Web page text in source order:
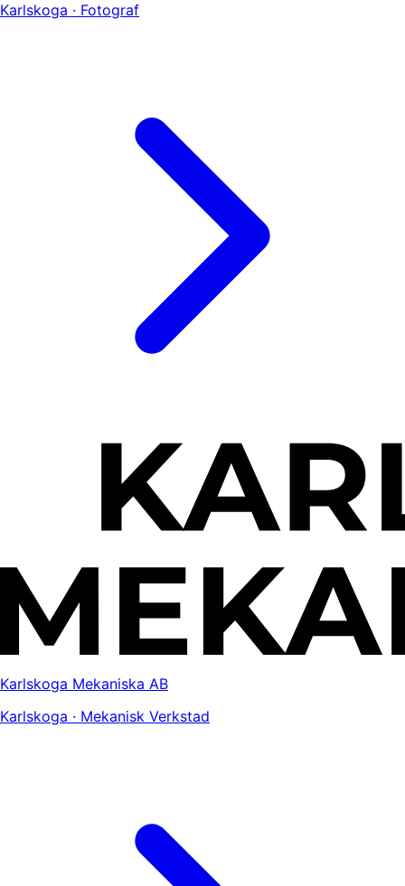
Karlskoga · Fotograf
Karlskoga Mekaniska AB
Karlskoga · Mekanisk Verkstad